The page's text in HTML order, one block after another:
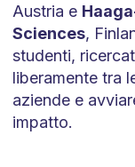
Austria e
Sciences,
studenti,
liberamente tra
aziende e
impatto.